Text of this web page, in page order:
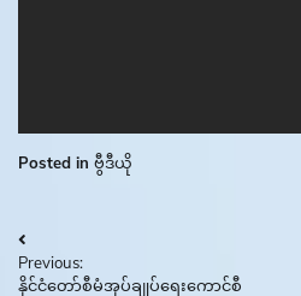
Posted in ဗွီဒီယို
Post
navigation
Previous:
နိုင်ငံတော်စီမံအုပ်ချုပ်ရေးကောင်စီ